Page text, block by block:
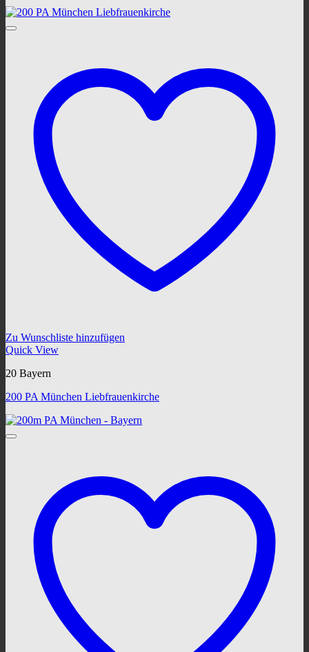
Zu Wunschliste hinzufügen
Quick View
20 Bayern
200 PA München Liebfrauenkirche